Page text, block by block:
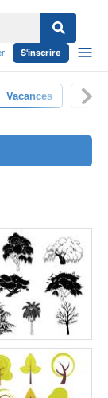
S'inscrire
Vacances Vert